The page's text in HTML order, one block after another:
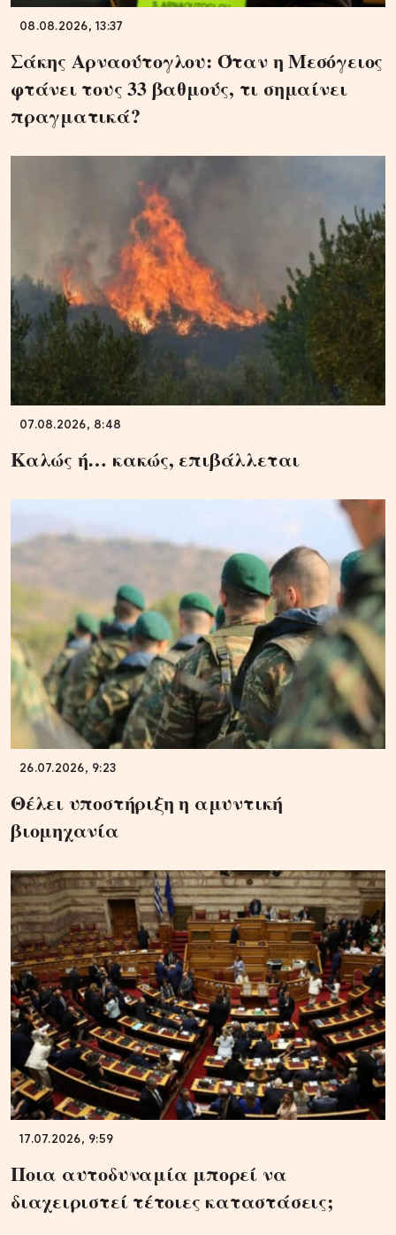
08.08.2026, 13:37
Σάκης Αρναούτογλου: Όταν η Μεσόγειος
φτάνει τους 33 βαθμούς, τι σημαίνει
πραγματικά?
07.08.2026, 8:48
Καλώς ή… κακώς, επιβάλλεται
26.07.2026, 9:23
Θέλει υποστήριξη η αμυντική
βιομηχανία
17.07.2026, 9:59
Ποια αυτοδυναμία μπορεί να
διαχειριστεί τέτοιες καταστάσεις;